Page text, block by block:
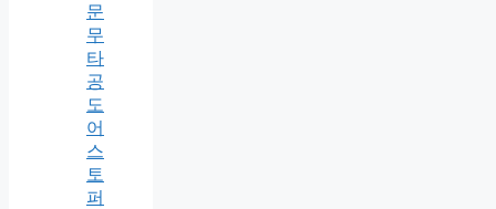
문
무
타
공
도
어
스
토
퍼